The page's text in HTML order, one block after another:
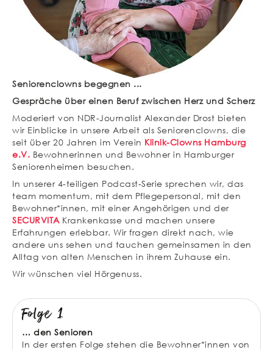
Seniorenclowns begegnen ...
Gespräche über einen Beruf zwischen Herz und Scherz
Moderiert von NDR-Journalist Alexander Drost bieten
wir Einblicke in unsere Arbeit als Seniorenclowns, die
seit über 20 Jahren im Verein Klinik-Clowns Hamburg
e.V. Bewohnerinnen und Bewohner in Hamburger
Seniorenheimen besuchen.
In unserer 4-teiligen Podcast-Serie sprechen wir, das
team momentum, mit dem Pflegepersonal, mit den
Bewohner*innen, mit einer Angehörigen und der
SECURVITAKrankenkasse und machen unsere
Erfahrungen erlebbar. Wir fragen direkt nach, wie
andere uns sehen und tauchen gemeinsamen in den
Alltag von alten Menschen in ihrem Zuhause ein.
Wir wünschen viel Hörgenuss.
Folge 1
… den Senioren
In der ersten Folge stehen die Bewohner*innen von